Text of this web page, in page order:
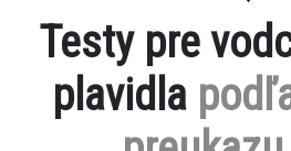
Testy pre
plavidla